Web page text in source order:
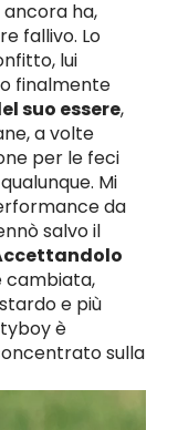
ha,
fallivo. Lo
lui
finalmente
suo essere,
a volte
per le feci
Mi
da
salvo il
cambiata,
e più
è
sulla